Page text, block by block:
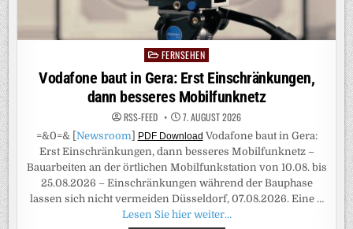
Posted
in
FERNSEHEN
Vodafone baut in Gera: Erst Einschränkungen,
dann besseres Mobilfunknetz
RSS-FEED 7. AUGUST 2026
=&0=& [ Newsroom] PDF Download Vodafone baut in Gera:
Erst Einschränkungen, dann besseres Mobilfunknetz –
Bauarbeiten an der örtlichen Mobilfunkstation von 10.08. bis
25.08.2026 – Einschränkungen während der Bauphase
lassen sich nicht vermeiden Düsseldorf, 07.08.2026. Eine …
Lesen Sie hier weiter…